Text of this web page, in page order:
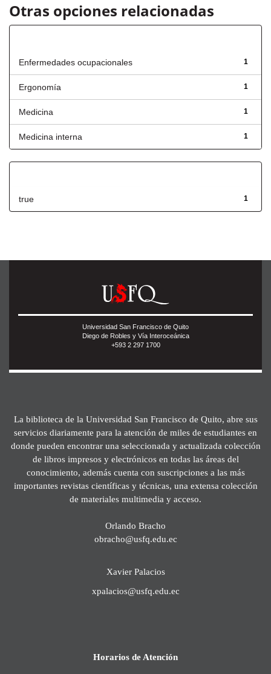
Otras opciones relacionadas
1
Enfermedades ocupacionales
1
Ergonomía
1
Medicina
1
Medicina interna
1
true
Universidad San Francisco de Quito
Diego de Robles y Vía Interoceánica
+593 2 297 1700
La biblioteca de la Universidad San Francisco de Quito, abre sus
servicios diariamente para la atención de miles de estudiantes en
donde pueden encontrar una seleccionada y actualizada colección
de libros impresos y electrónicos en todas las áreas del
conocimiento, además cuenta con suscripciones a las más
importantes revistas científicas y técnicas, una extensa colección
de materiales multimedia y acceso.
Orlando Bracho
obracho@usfq.edu.ec
Xavier Palacios
xpalacios@usfq.edu.ec
Horarios de Atención